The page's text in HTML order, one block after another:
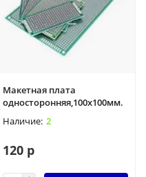
Макетная плата
односторонняя,100х100мм.
2
120 р